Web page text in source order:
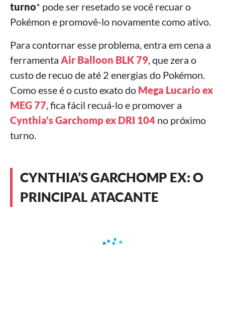
turno* pode ser resetado se você recuar o
Pokémon e promovê-lo novamente como ativo.
Para contornar esse problema, entra em cena a
ferramenta Air Balloon BLK 79, que zera o
custo de recuo de até 2 energias do Pokémon.
Como esse é o custo exato do Mega Lucario ex
MEG 77, fica fácil recuá-lo e promover a
Cynthia's Garchomp ex DRI 104 no próximo
turno.
CYNTHIA’S GARCHOMP EX: O
PRINCIPAL ATACANTE